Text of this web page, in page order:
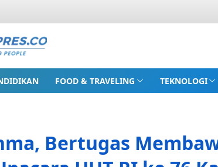
FOOD & TRAVELING TEKNOLOGI
Bertugas